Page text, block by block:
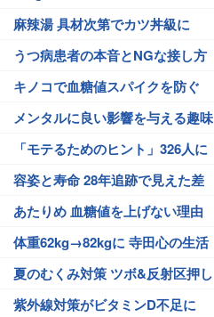
麻辣湯 具材次第でカツ丼級に
うつ病患者の本音とNGな接し方
キノコで血糖値スパイクを防ぐ
メンタルに良い影響を与える趣味
「モテるためのヒント」326人に
容姿と寿命 28年追跡で見えた差
あたりめ 血糖値を上げない理由
体重62kg→82kgに 寺田心の生活
夏のむくみ対策 ツボ&反射区押し
紫外線対策がビタミンD不足に